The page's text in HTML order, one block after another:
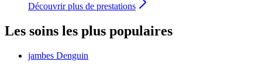
Découvrir plus de prestations
Les soins les plus populaires
jambes Denguin